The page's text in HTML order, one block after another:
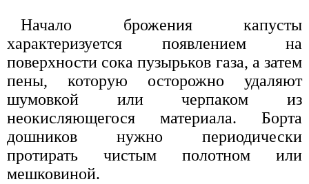
Начало брожения капусты
характеризуется появлением на
поверхности сока пузырьков газа, а затем
пены, которую осторожно удаляют
шумовкой или черпаком из
неокисляющегося материала. Борта
дошников нужно периодически
протирать чистым полотном или
мешковиной.